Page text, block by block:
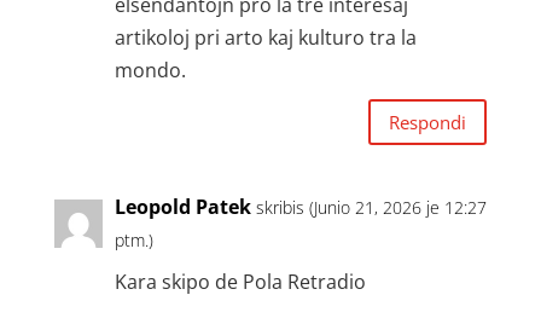
artikoloj pri arto kaj kulturo tra la
mondo.
Respondi
Leopold Patek skribis (Junio 21, 2026 je 12:27
ptm.)
Kara skipo de Pola Retradio